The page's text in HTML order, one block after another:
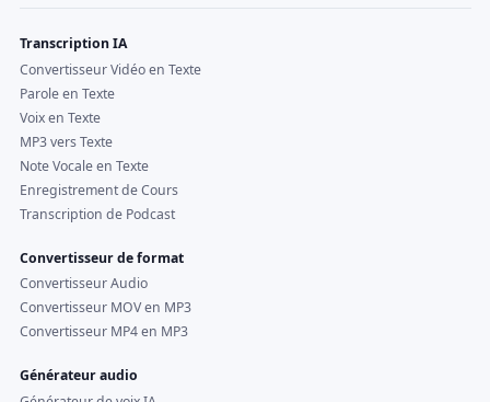
Transcription IA
Convertisseur Vidéo en Texte
Parole en Texte
Voix en Texte
MP3 vers Texte
Note Vocale en Texte
Enregistrement de Cours
Transcription de Podcast
Convertisseur de format
Convertisseur Audio
Convertisseur MOV en MP3
Convertisseur MP4 en MP3
Générateur audio